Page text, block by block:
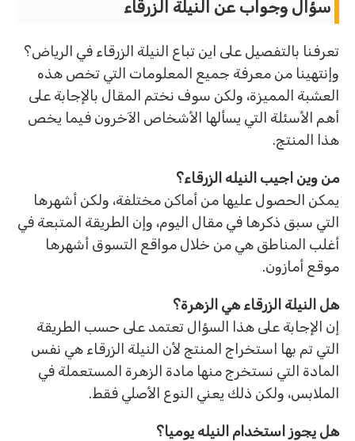
سؤال وجواب عن النيلة الزرقاء
تعرفنا بالتفصيل على اين تباع النيلة الزرقاء في الرياض؟
وإنتهينا من معرفة جميع المعلومات التي تخص هذه
العشبة المميزة، ولكن سوف نختم المقال بالإجابة على
أهم الأسئلة التي يسألها الأشخاص الآخرون فيما يخص
هذا المنتج.
من وين اجيب النيله الزرقاء؟
يمكن الحصول عليها من أماكن مختلفة، ولكن أشهرها
التي سبق ذكرها في مقال اليوم، وإن الطريقة المتبعة في
أغلب المناطق هي من خلال مواقع التسوق أشهرها
موقع أمازون.
هل النيلة الزرقاء هي الزهرة؟
إن الإجابة على هذا السؤال تعتمد على حسب الطريقة
التي تم بها استخراج المنتج لأن النيلة الزرقاء هي نفس
المادة التي نستخرج منها مادة الزهرة المستعملة في
الملابس، ولكن ذلك يعني النوع الأصلي فقط.
هل يجوز استخدام النيله يوميا؟